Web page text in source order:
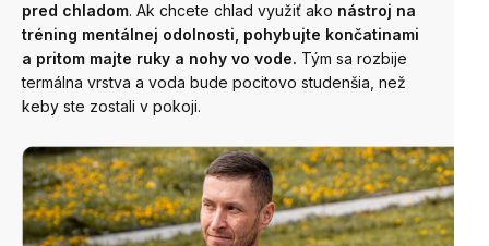
pred chladom. Ak chcete chlad využiť ako nástroj na
tréning mentálnej odolnosti, pohybujte končatinami
a pritom majte ruky a nohy vo vode. Tým sa rozbije
termálna vrstva a voda bude pocitovo studenšia, než
keby ste zostali v pokoji.